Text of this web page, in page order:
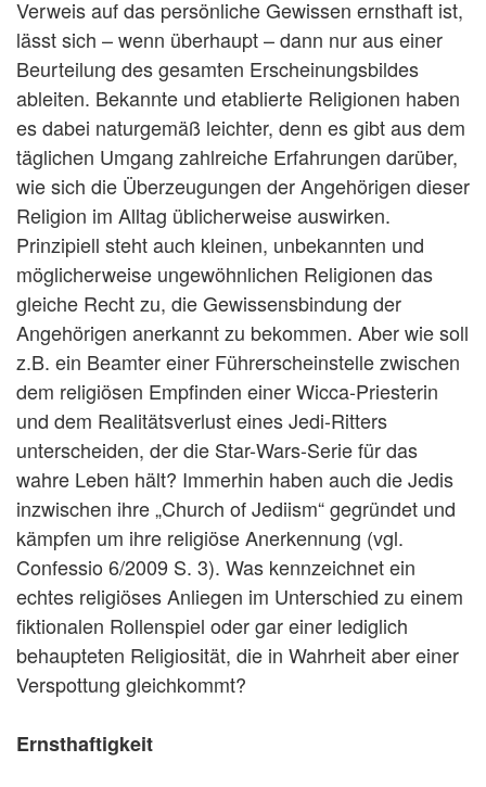
Verweis auf das persönliche Gewissen ernsthaft ist,
lässt sich – wenn überhaupt – dann nur aus einer
Beurteilung des gesamten Erscheinungsbildes
ableiten. Bekannte und etablierte Religionen haben
es dabei naturgemäß leichter, denn es gibt aus dem
täglichen Umgang zahlreiche Erfahrungen darüber,
wie sich die Überzeugungen der Angehörigen dieser
Religion im Alltag üblicherweise auswirken.
Prinzipiell steht auch kleinen, unbekannten und
möglicherweise ungewöhnlichen Religionen das
gleiche Recht zu, die Gewissensbindung der
Angehörigen anerkannt zu bekommen. Aber wie soll
z.B. ein Beamter einer Führerscheinstelle zwischen
dem religiösen Empfinden einer Wicca-Priesterin
und dem Realitätsverlust eines Jedi-Ritters
unterscheiden, der die Star-Wars-Serie für das
wahre Leben hält? Immerhin haben auch die Jedis
inzwischen ihre „Church of Jediism“ gegründet und
kämpfen um ihre religiöse Anerkennung (vgl.
Confessio 6/2009 S. 3). Was kennzeichnet ein
echtes religiöses Anliegen im Unterschied zu einem
fiktionalen Rollenspiel oder gar einer lediglich
behaupteten Religiosität, die in Wahrheit aber einer
Verspottung gleichkommt?
Ernsthaftigkeit